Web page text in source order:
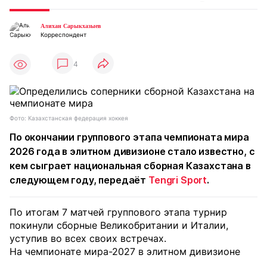
Алихан Сарыкхазыев
Корреспондент
4
Фото: Казахстанская федерация хоккея
По окончании группового этапа чемпионата мира
2026 года в элитном дивизионе стало известно, с
кем сыграет национальная сборная Казахстана в
следующем году, передаёт Tengri Sport.
По итогам 7 матчей группового этапа турнир
покинули сборные Великобритании и Италии,
уступив во всех своих встречах.
На чемпионате мира-2027 в элитном дивизионе